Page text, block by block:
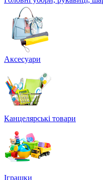
Аксесуари
Канцелярські товари
Іграшки